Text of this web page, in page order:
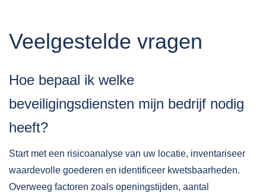
Veelgestelde vragen
Hoe bepaal ik welke
beveiligingsdiensten mijn bedrijf nodig
heeft?
Start met een risicoanalyse van uw locatie, inventariseer
waardevolle goederen en identificeer kwetsbaarheden.
Overweeg factoren zoals openingstijden, aantal